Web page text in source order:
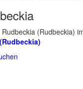
(Rudbeckia)